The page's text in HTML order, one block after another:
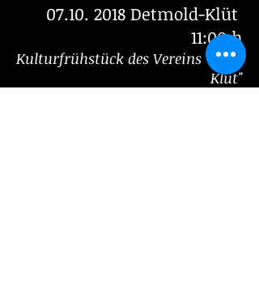
07.10. 2018 Detmold-Klüt
11:00 h
Kulturfrühstück des Vereins "Ganz
Klüt"